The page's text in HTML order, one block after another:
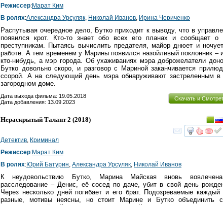
Режиссер:Марат Ким
В ролях:Александра Урсуляк, Николай Иванов, Ирина Чериченко
Распутывая очередное дело, Бутко приходит к выводу, что в
появился крот. Кто-то знает обо всех его планах и сообщает о
преступникам. Пытаясь вычислить предателя, майор днюет и
работе. А тем временем у Марины появился назойливый поклонник –
кто-нибудь, а мэр города. Об ухаживаниях мэра доброжелатели
Бутко довольно скоро, и разговор с Мариной заканчивается
ссорой. А на следующий день мэра обнаруживают застреленным в
загородном доме.
Скачать и
Дата выхода фильма: 19.05.2018
Дата добавления: 13.09.2023
Нераскрытый Талант 2 (2018)
Детектив Криминал
Режиссер:Марат Ким
В ролях:Юрий Батурин Александра Урсуляк Николай Иванов
К неудовольствию Бутко, Марина Майская вновь
расследование – Денис, её сосед по даче, убит в свой день
Через несколько дней погибает и его брат. Подозреваемые каждый
разные, мотивы неясны, но стоит Марине и Бутко объединить